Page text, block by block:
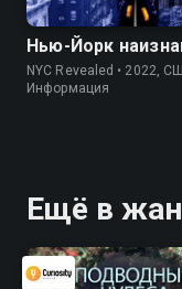
Нью-Йорк
NYC Revealed • 2022,
Информация
Ещё в